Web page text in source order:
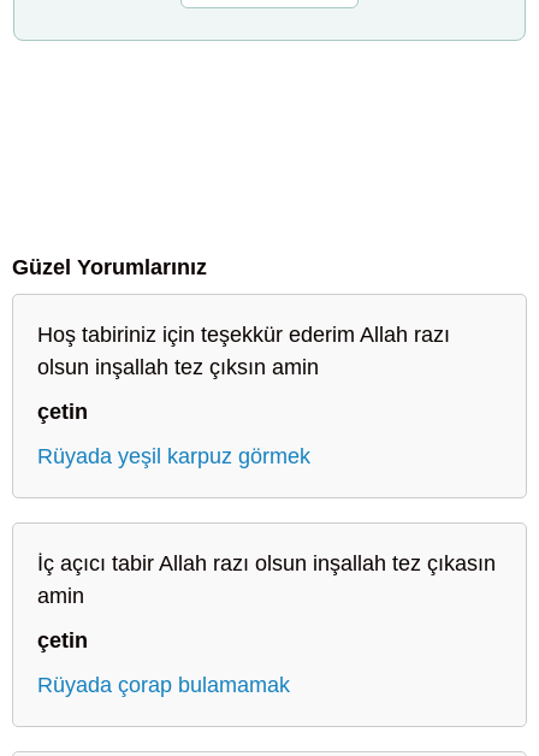
Güzel Yorumlarınız
Hoş tabiriniz için teşekkür ederim Allah razı
olsun inşallah tez çıksın amin
çetin
Rüyada yeşil karpuz görmek
İç açıcı tabir Allah razı olsun inşallah tez çıkasın
amin
çetin
Rüyada çorap bulamamak